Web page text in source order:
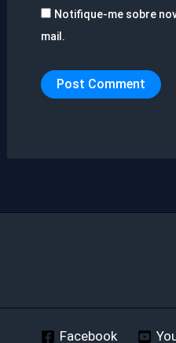
Notifique-me sobre
mail.
Facebook